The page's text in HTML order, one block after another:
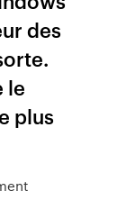
des
le
plus